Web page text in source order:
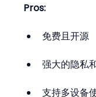
Pros:
免费且开源
强大的隐私
支持多设备